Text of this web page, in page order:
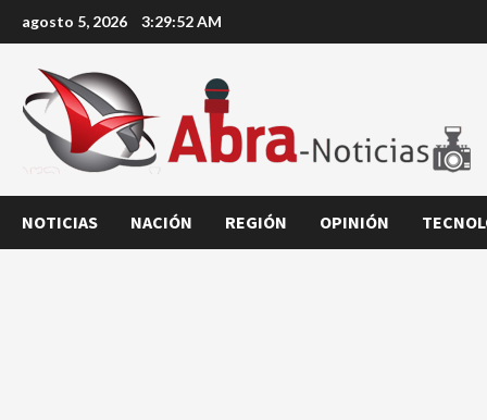
al
contenido
agosto 5, 2026 3:29:53 AM
NOTICIAS NACIÓN REGIÓN OPINIÓN